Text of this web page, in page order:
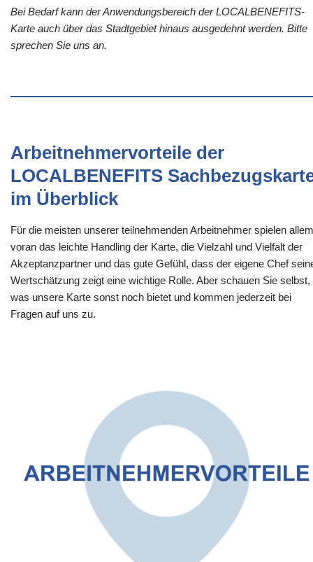
Bei Bedarf kann der Anwendungsbereich der LOCALBENEFITS-
Karte auch über das Stadtgebiet hinaus ausgedehnt werden. Bitte
sprechen Sie uns an.
Arbeitnehmervorteile der
LOCALBENEFITS
im Überblick
Für die meisten unserer teilnehmenden Arbeitnehmer spielen allem
voran das leichte Handling der Karte, die Vielzahl und Vielfalt der
Akzeptanzpartner und das gute Gefühl, dass der eigene Chef
Wertschätzung zeigt eine wichtige Rolle. Aber schauen Sie selbst,
was unsere Karte sonst noch bietet und kommen jederzeit bei
Fragen auf uns zu.